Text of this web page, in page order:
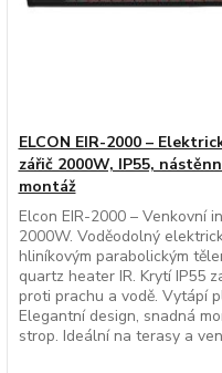
ELCON EIR-2000 –
zářič 2000W, IP55,
montáž
Elcon EIR-2000 – Venkovní
2000W. Voděodolný
hliníkovým parabolickým
quartz heater IR. Krytí IP55
proti prachu a vodě. Vytápí
Elegantní design, snadná
strop. Ideální na terasy a